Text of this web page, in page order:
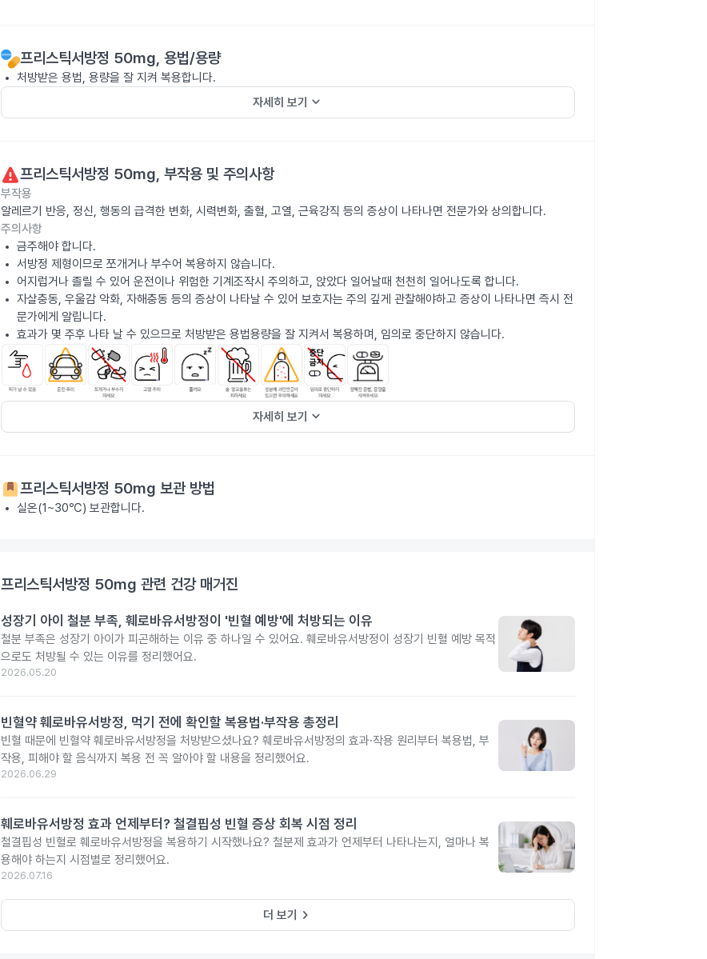
프리스틱서방정 50mg, 용법/용량
처방받은 용법, 용량을 잘 지켜 복용합니다.
자세히 보기 keyboard_arrow_down
프리스틱서방정 50mg, 부작용 및 주의사항
부작용
알레르기 반응, 정신, 행동의 급격한 변화, 시력변화, 출혈, 고열, 근육강직 등의 증상이 나타나면 전문가와 상의합니다.
주의사항
금주해야 합니다.
서방정 제형이므로 쪼개거나 부수어 복용하지 않습니다.
어지럽거나 졸릴 수 있어 운전이나 위험한 기계조작시 주의하고, 앉았다 일어날때 천천히 일어나도록 합니다.
자살충동, 우울감 악화, 자해충동 등의 증상이 나타날 수 있어 보호자는 주의 깊게 관찰해야하고 증상이 나타나면 즉시 전
문가에게 알립니다.
효과가 몇 주후 나타 날 수 있으므로 처방받은 용법용량을 잘 지켜서 복용하며, 임의로 중단하지 않습니다.
자세히 보기 keyboard_arrow_down
프리스틱서방정 50mg 보관 방법
실온(1~30℃) 보관합니다.
프리스틱서방정 50mg 관련 건강 매거진
성장기 아이 철분 부족, 훼로바유서방정이 '빈혈 예방'에 처방되는 이유
철분 부족은 성장기 아이가 피곤해하는 이유 중 하나일 수 있어요. 훼로바유서방정이 성장기 빈혈 예방 목적
으로도 처방될 수 있는 이유를 정리했어요.
2026.05.20
빈혈약 훼로바유서방정, 먹기 전에 확인할 복용법·부작용 총정리
빈혈 때문에 빈혈약 훼로바유서방정을 처방받으셨나요? 훼로바유서방정의 효과·작용 원리부터 복용법, 부
작용, 피해야 할 음식까지 복용 전 꼭 알아야 할 내용을 정리했어요.
2026.06.29
훼로바유서방정 효과 언제부터? 철결핍성 빈혈 증상 회복 시점 정리
철결핍성 빈혈로 훼로바유서방정을 복용하기 시작했나요? 철분제 효과가 언제부터 나타나는지, 얼마나 복
용해야 하는지 시점별로 정리했어요.
2026.07.16
더 보기 keyboard_arrow_right